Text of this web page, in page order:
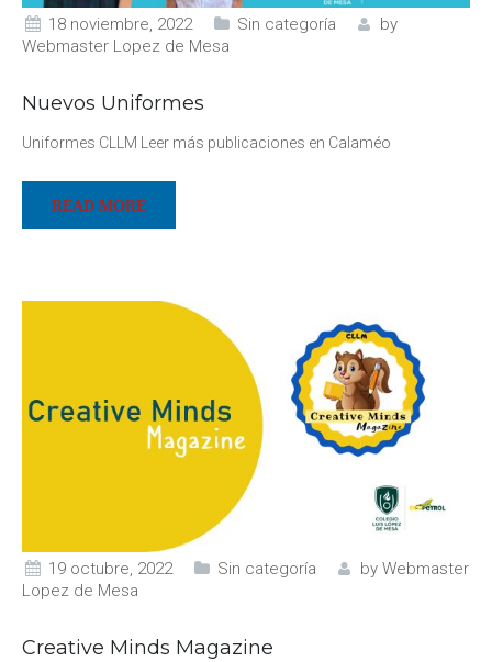
18 noviembre, 2022 Sin categoría
by
Webmaster Lopez de Mesa
Nuevos Uniformes
Uniformes CLLM Leer más publicaciones en Calaméo
READ MORE
19 octubre, 2022 Sin categoría by Webmaster
Lopez de Mesa
Creative Minds Magazine